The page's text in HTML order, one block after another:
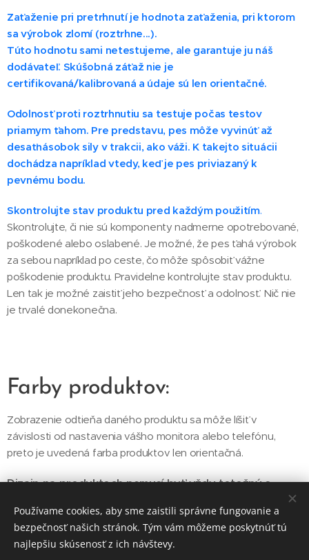
Zaťaženie pri pretrhnutí je hodnota zaťaženia, pri ktorom
sa výrobok zlomí (roztrhne...).
Túto hodnotu sami netestujeme, ale garantuje ju náš
dodávateľ. Skúšobná záťaž nie je
certifikovaná/kalibrovaná a údaje sú len orientačné.
Odolnosť proti roztrhnutiu sa testuje počas testov
priamym ťahom. Pre predstavu, pes môže vyvinúť až
desaťnásobok sily v trakcii, ako váži. K takejto situácii
dochádza napríklad vtedy, keď je pes priviazaný k
pevnému bodu.
Skontrolujte stav produktu pred každým použitím.
Skontrolujte, či nie sú komponenty nadmerne opotrebované,
poškodené alebo oslabené. Je možné, že pes ťahá výrobok
za sebou napríklad po ceste, čo môže spôsobiť vážne
poškodenie produktu. Pravidelne kontrolujte stav produktu.
Len tak je možné zaistiť jeho bezpečnosť a odolnosť. Nič nie
je trvalé donekonečna.
Farby produktov:
Zobrazenie odtieňa daného produktu sa môže líšiť v
závislosti od nastavenia vášho monitora alebo telefónu,
preto je uvedená farba produktov len orientačná.
Dizajn na produktoch nemusí byť vždy totožný s
zhľadom na spôsob strihania materiálu sa
môže rozloženie vzoru na jednotlivých výrobkoch líšiť.
Každý kus je originál.
Používame cookies, aby sme zaistili správne fungovanie a
bezpečnosť našich stránok. Tým vám môžeme poskytnúť tú
najlepšiu skúsenosť z ich návštevy.